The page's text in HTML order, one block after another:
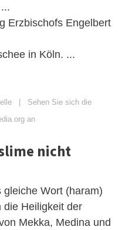
Erzbischofs Engelbert
in Köln. ...
| Sehen Sie sich die
an
nicht
Wort (haram)
die Heiligkeit der
Mekka, Medina und